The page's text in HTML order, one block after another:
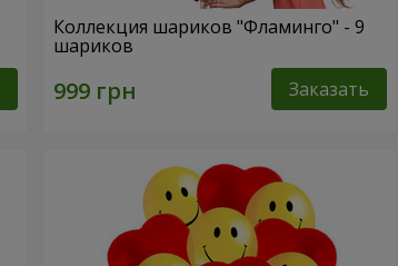
Коллекция шариков "Фламинго" - 9
шариков
Заказать